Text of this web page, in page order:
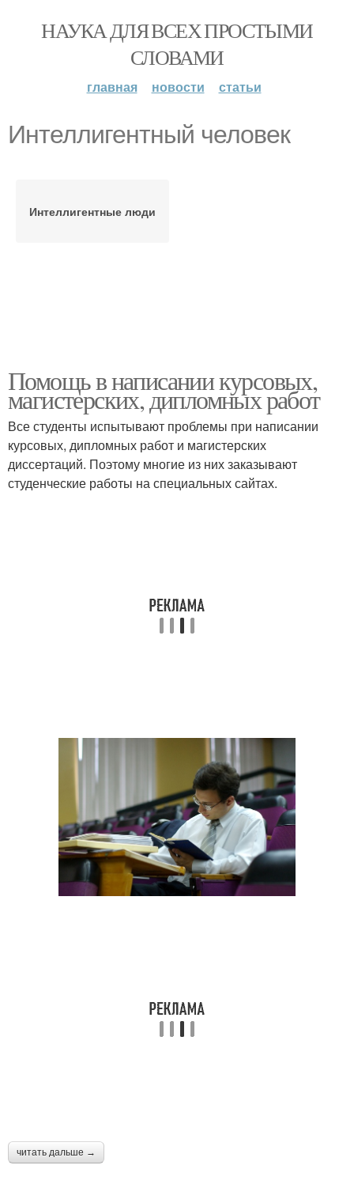
НАУКА ДЛЯ ВСЕХ ПРОСТЫМИ
СЛОВАМИ
главная новости статьи
Интеллигентный человек
Интеллигентные люди
Помощь в написании курсовых,
магистерских, дипломных работ
Все студенты испытывают проблемы при написании
курсовых, дипломных работ и магистерских
диссертаций. Поэтому многие из них заказывают
студенческие работы на специальных сайтах.
читать дальше →